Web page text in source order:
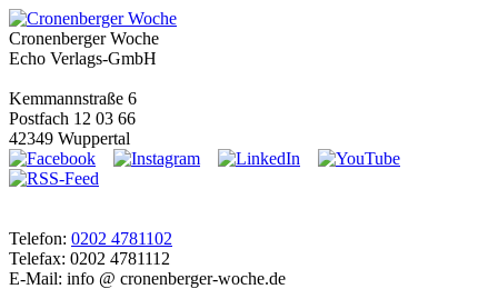
Cronenberger Woche
Echo Verlags-GmbH
Kemmannstraße 6
Postfach 12 03 66
42349 Wuppertal
Telefon: 0202 4781102
Telefax: 0202 4781112
E-Mail: info @ cronenberger-woche.de